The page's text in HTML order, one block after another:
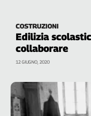
Piemonte
Puglia
Sardegna
Toscana
Trentino
Umbria
COSTRUZIONI
Edilizia
collaborare
12 GIUGNO, 2020